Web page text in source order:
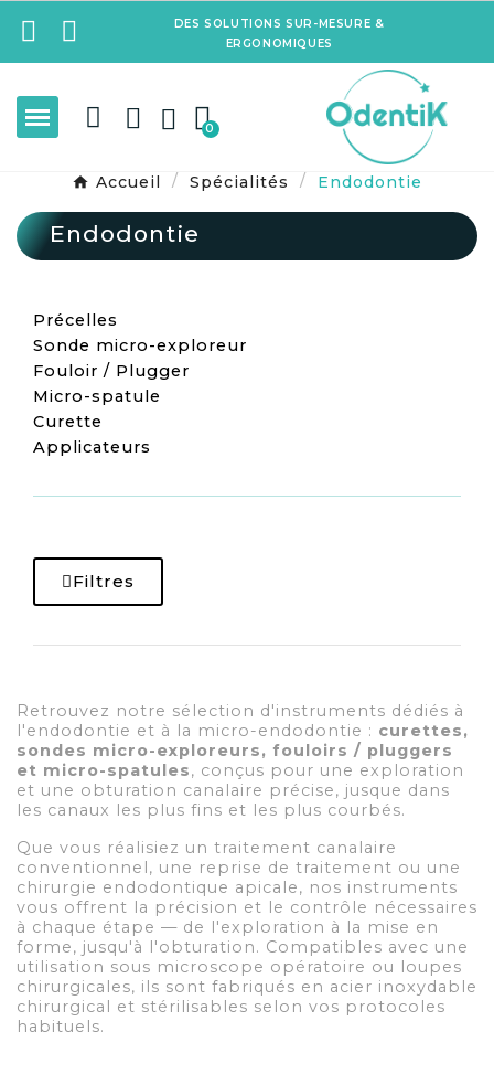
DES SOLUTIONS SUR-MESURE &
ERGONOMIQUES
Accueil Spécialités Endodontie
Endodontie
Précelles
Sonde micro-exploreur
Fouloir / Plugger
Micro-spatule
Curette
Applicateurs
Filtres
Retrouvez notre sélection d'instruments dédiés à
l'endodontie et à la micro-endodontie : curettes,
sondes micro-exploreurs, fouloirs / pluggers
et micro-spatules, conçus pour une exploration
et une obturation canalaire précise, jusque dans
les canaux les plus fins et les plus courbés.
Que vous réalisiez un traitement canalaire
conventionnel, une reprise de traitement ou une
chirurgie endodontique apicale, nos instruments
vous offrent la précision et le contrôle nécessaires
à chaque étape — de l'exploration à la mise en
forme, jusqu'à l'obturation. Compatibles avec une
utilisation sous microscope opératoire ou loupes
chirurgicales, ils sont fabriqués en acier inoxydable
chirurgical et stérilisables selon vos protocoles
habituels.